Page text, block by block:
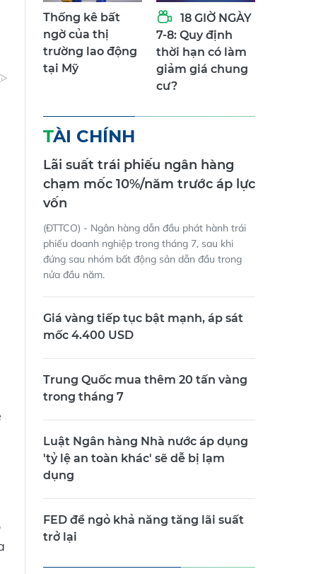
Thống kê bất
ngờ của thị
trường lao động
tại Mỹ
18 GIỜ NGÀY
7-8: Quy định
thời hạn có làm
giảm giá chung
cư?
TÀI CHÍNH
Lãi suất trái phiếu ngân hàng
chạm mốc 10%/năm trước áp lực
vốn
(ĐTTCO) - Ngân hàng dẫn đầu phát hành trái
phiếu doanh nghiệp trong tháng 7, sau khi
đứng sau nhóm bất động sản dẫn đầu trong
nửa đầu năm.
Giá vàng tiếp tục bật mạnh, áp sát
mốc 4.400 USD
Trung Quốc mua thêm 20 tấn vàng
trong tháng 7
Luật Ngân hàng Nhà nước áp dụng
'tỷ lệ an toàn khác' sẽ dễ bị lạm
dụng
FED để ngỏ khả năng tăng lãi suất
trở lại